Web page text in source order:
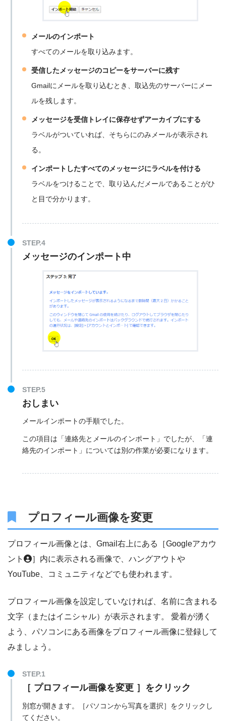
メールのインポート
すべてのメールを取り込みます。
受信したメッセージのコピーをサーバーに残す
Gmailにメールを取り込むとき、取込先のサーバーにメー
ルを残します。
メッセージを受信トレイに保存せずアーカイブにする
ラベルがついていれば、そちらにのみメールが表示され
る。
インポートしたすべてのメッセージにラベルを付ける
ラベルをつけることで、取り込んだメールであることがひ
と目で分かります。
メッセージのインポート中
おしまい
メールインポートの手順でした。
この項目は「連絡先とメールのインポート」でしたが、「連
絡先のインポート」については別の作業が必要になります。
プロフィール画像を変更
プロフィール画像とは、Gmail右上にある［Googleアカウ
ント
］内に表示される画像で、ハングアウトや
YouTube、コミュニティなどでも使われます。
プロフィール画像を設定していなければ、名前に含まれる
文字（またはイニシャル）が表示されます。 愛着が湧く
よう、パソコンにある画像をプロフィール画像に登録して
みましょう。
［ プロフィール画像を変更 ］をクリック
別窓が開きます。［パソコンから写真を選択］をクリックし
てください。